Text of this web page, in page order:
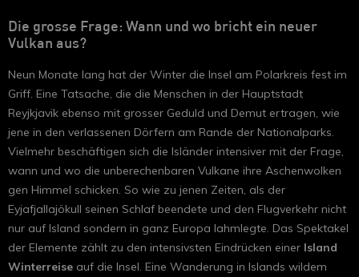
Die grosse Frage: Wann und wo bricht ein neuer
Vulkan aus?
Neun Monate lang hat der Winter die Insel am Polarkreis fest im
Griff. Eine Tatsache, die die Menschen in der Hauptstadt
Reyjkjavik ebenso mit grosser Geduld und Demut ertragen, wie
jene in den verlassenen Dörfern am Rande der Nationalparks.
Vielmehr beschäftigen sich die Isländer intensiver mit der Frage,
wann und wo die unberechenbaren Vulkane ihre Aschenwolken
gen Himmel schicken. So wie zu jenen Zeiten, als der
Eyjafjallajökull seinen Schlaf beendete und den Flugverkehr nicht
nur auf Island sondern in ganz Europa lahmlegte. Das Spektakel
der Elemente zählt zu den intensivsten Eindrücken einer Island
Winterreise auf die Insel. Eine Wanderung in Islands wildem